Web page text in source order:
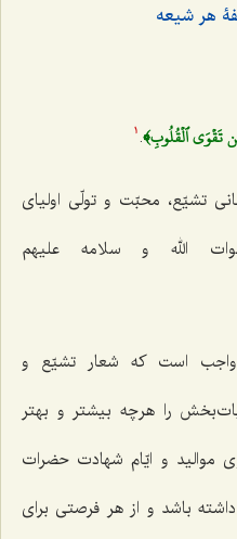
هر شیعه
تَقۡوَى ٱلۡقُلُوبِ﴾.
1
تشیّع، محبّت و تولّی اولیای
الله و سلامه علیهم
است که شعار تشیّع و
را هرچه بیشتر و بهتر
موالید و ایّام شهادت حضرات
باشد و از هر فرصتی برای